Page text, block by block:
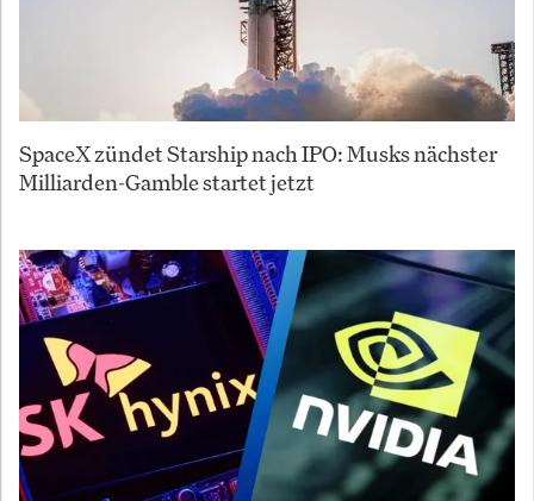
SpaceX zündet Starship nach IPO: Musks nächster
Milliarden-Gamble startet jetzt